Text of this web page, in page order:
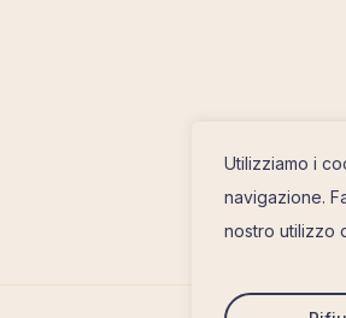
Utilizziamo i
navigazione.
nostro utilizzo